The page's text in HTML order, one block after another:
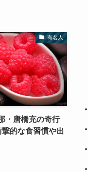
有名人
・唐橋充の奇行
的な食習慣や出